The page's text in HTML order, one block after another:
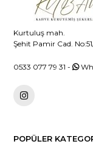
Kurtuluş mah.
Şehit Pamir Cad.
0533 077 79 31 -
POPÜLER